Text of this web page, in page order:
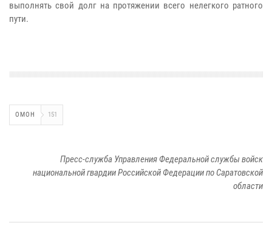
выполнять свой долг на протяжении всего нелегкого ратного
пути.
ОМОН 151
Пресс-служба Управления Федеральной службы войск
национальной гвардии Российской Федерации по Саратовской
области